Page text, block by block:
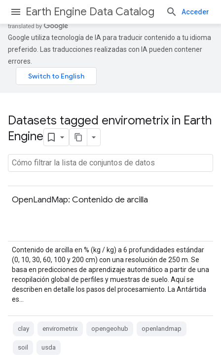
Earth Engine Data Catalog Acceder
Google utiliza tecnología de IA para traducir contenido a tu idioma
preferido. Las traducciones realizadas con IA pueden contener
errores.
Datasets tagged envirometrix in Earth
Engine
OpenLandMap: Contenido de arcilla
Contenido de arcilla en % (kg / kg) a 6 profundidades estándar
(0, 10, 30, 60, 100 y 200 cm) con una resolución de 250 m. Se
basa en predicciones de aprendizaje automático a partir de una
recopilación global de perfiles y muestras de suelo. Aquí se
describen en detalle los pasos del procesamiento. La Antártida
es…
clay envirometrix opengeohub openlandmap
soil usda